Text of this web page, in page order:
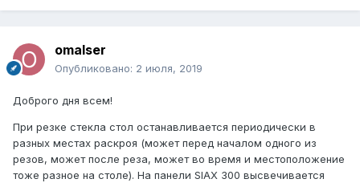
omalser
Опубликовано: 2 июля, 2019
Доброго дня всем!
При резке стекла стол останавливается периодически в
разных местах раскроя (может перед началом одного из
резов, может после реза, может во время и местоположение
тоже разное на столе). На панели SIAX 300 высвечивается